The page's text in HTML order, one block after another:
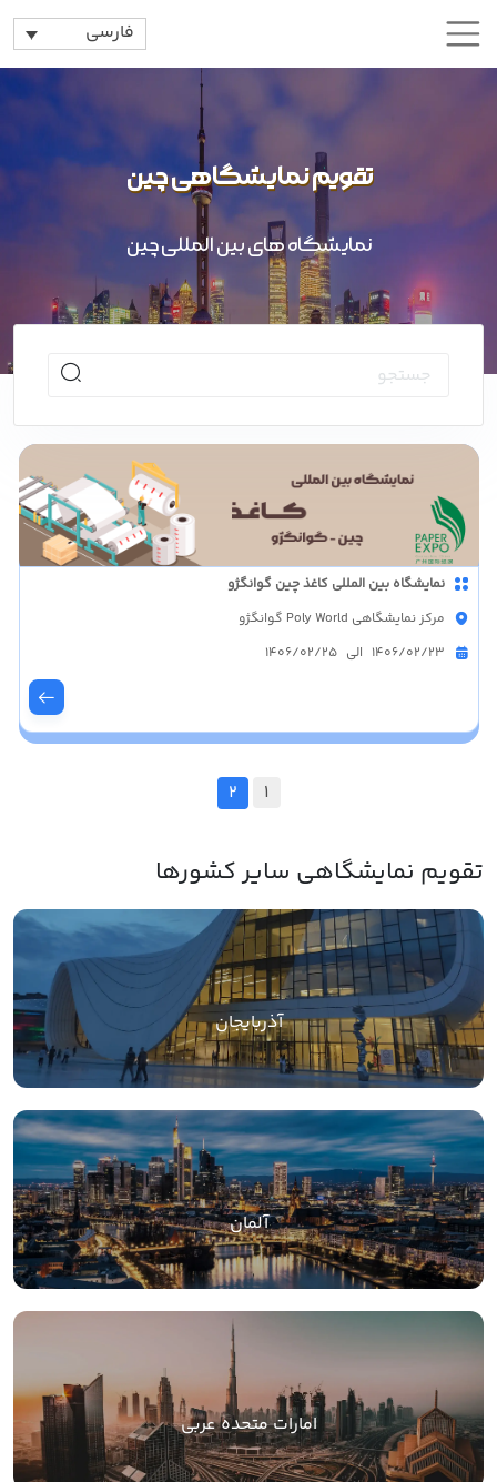
فارسی
تقویم نمایشگاهی چین
نمایشگاه های بین المللی چین
نمایشگاه بین المللی کاغذ چین گوانگژو
مرکز نمایشگاهی Poly World گوانگژو
1406/02/23 الی 1406/02/25
1
2
تقویم نمایشگاهی سایر کشورها
آذربایجان
آلمان
امارات متحده عربی